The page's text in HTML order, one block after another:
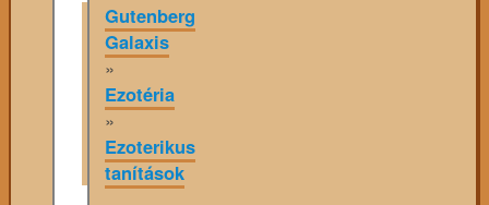
Gutenberg
Galaxis
»
Ezotéria
»
Ezoterikus
tanítások